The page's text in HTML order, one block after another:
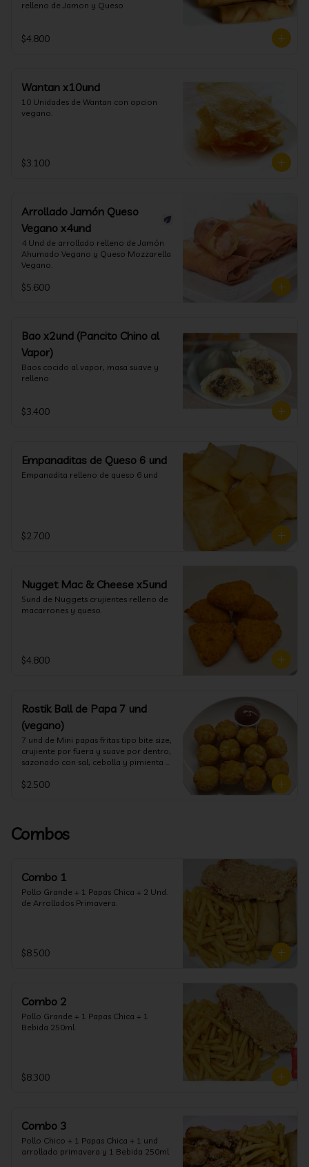
relleno de Jamon y Queso
$4.800
Wantan x10und
10 Unidades de Wantan con opcion
vegano.
$3.100
Arrollado Jamón Queso
Vegano x4und
4 Und de arrollado relleno de Jamón
Ahumado Vegano y Queso Mozzarella
Vegano.
$5.600
Bao x2und (Pancito Chino al
Vapor)
Baos cocido al vapor, masa suave y
relleno
$3.400
Empanaditas de Queso 6 und
Empanadita relleno de queso 6 und
$2.700
Nugget Mac & Cheese x5und
5und de Nuggets crujientes relleno de
macarrones y queso.
$4.800
Rostik Ball de Papa 7 und
(vegano)
7 und de Mini papas fritas tipo bite size,
crujiente por fuera y suave por dentro,
sazonado con sal, cebolla y pimienta
$2.500
Combos
Combo 1
Pollo Grande + 1 Papas Chica + 2 Und.
de Arrollados Primavera.
$8.500
Combo 2
Pollo Grande + 1 Papas Chica + 1
Bebida 250ml.
$8.300
Combo 3
Pollo Chico + 1 Papas Chica + 1 und
arrollado primavera y 1 Bebida 250ml